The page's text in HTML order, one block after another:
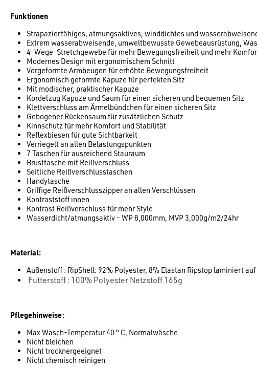
Funktionen
Strapazierfähiges, atmungsaktives, winddichtes und
Extrem wasserabweisende, umweltbewusste Gewebeausrüstung,
4-Wege-Stretchgewebe für mehr Bewegungsfreiheit und mehr
Modernes Design mit ergonomischem Schnitt
Vorgeformte Armbeugen für erhöhte Bewegungsfreiheit
Ergonomisch geformte Kapuze für perfekten Sitz
Mit modischer, praktischer Kapuze
Kordelzug Kapuze und Saum für einen sicheren und bequemen Sitz
Klettverschluss am Ärmelbündchen für einen sicheren Sitz
Gebogener Rückensaum für zusätzlichen Schutz
Kinnschutz für mehr Komfort und Stabilität
Reflexbiesen für gute Sichtbarkeit
Verriegelt an allen Belastungspunkten
7 Taschen für ausreichend Stauraum
Brusttasche mit Reißverschluss
Seitliche Reißverschlusstaschen
Handytasche
Griffige Reißverschlusszipper an allen Verschlüssen
Kontraststoff innen
Kontrast Reißverschluss für mehr Style
Wasserdicht/atmungsaktiv - WP 8,000mm, MVP 3,000g/m2/24hr
Material:
Außenstoff : RipShell: 92% Polyester, 8% Elastan Ripstop laminiert
Futterstoff : 100% Polyester Netzstoff 165g
Pflegehinweise:
Max Wasch-Temperatur 40 ° C, Normalwäsche
Nicht bleichen
Nicht trocknergeeignet
Nicht chemisch reinigen